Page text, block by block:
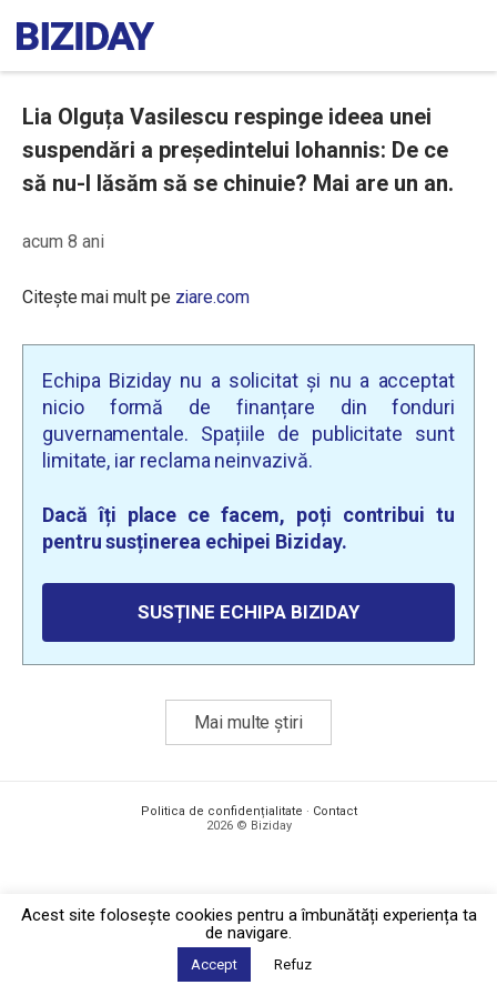
Lia Olguța Vasilescu respinge ideea unei
suspendări a președintelui Iohannis: De ce
să nu-l lăsăm să se chinuie? Mai are un an.
acum 8 ani
Citește mai mult pe ziare.com
Echipa Biziday nu a solicitat și nu a acceptat
nicio formă de finanțare din fonduri
guvernamentale. Spațiile de publicitate sunt
limitate, iar reclama neinvazivă.
Dacă îți place ce facem, poți contribui tu
pentru susținerea echipei Biziday.
SUSȚINE ECHIPA BIZIDAY
Mai multe știri
Politica de confidențialitate · Contact
2026 © Biziday
Acest site foloseşte cookies pentru a îmbunătăți experiența ta
de navigare.
Accept Refuz